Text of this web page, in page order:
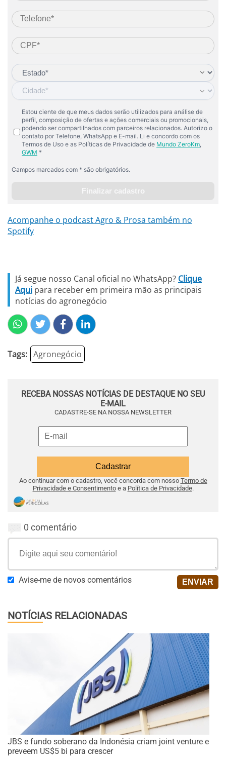
Acompanhe o podcast Agro & Prosa também no
Spotify
Já segue nosso Canal oficial no WhatsApp? Clique
Aqui para receber em primeira mão as principais
notícias do agronegócio
Tags: Agronegócio
RECEBA NOSSAS NOTÍCIAS DE DESTAQUE NO SEU
E-MAIL
CADASTRE-SE NA NOSSA NEWSLETTER
Ao continuar com o cadastro, você concorda com nosso Termo de
Privacidade e Consentimentoe a Política de Privacidade.
0 comentário
Avise-me de novos comentários
NOTÍCIAS RELACIONADAS
JBS e fundo soberano da Indonésia criam joint venture e
preveem US$5 bi para crescer